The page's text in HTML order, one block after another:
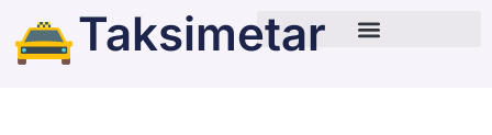
Taksimetar